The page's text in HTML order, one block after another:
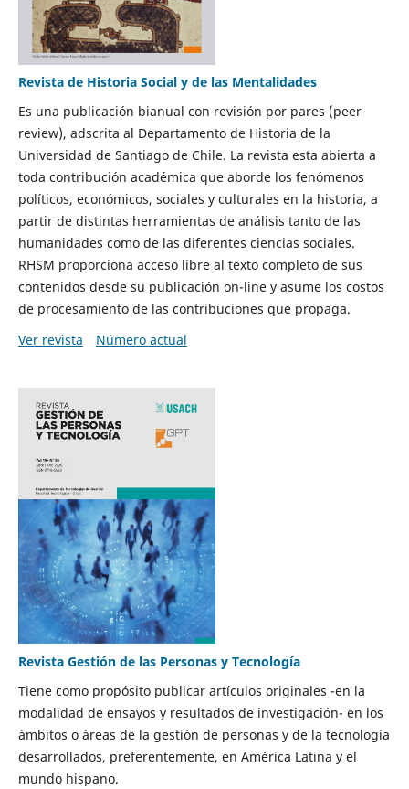
Revista de Historia Social y de las Mentalidades
Es una publicación bianual con revisión por pares (peer
review), adscrita al Departamento de Historia de la
Universidad de Santiago de Chile. La revista esta abierta a
toda contribución académica que aborde los fenómenos
políticos, económicos, sociales y culturales en la historia, a
partir de distintas herramientas de análisis tanto de las
humanidades como de las diferentes ciencias sociales.
RHSM proporciona acceso libre al texto completo de sus
contenidos desde su publicación on-line y asume los costos
de procesamiento de las contribuciones que propaga.
Ver revista
Número actual
Revista Gestión de las Personas y Tecnología
Tiene como propósito publicar artículos originales -en la
modalidad de ensayos y resultados de investigación- en los
ámbitos o áreas de la gestión de personas y de la tecnología
desarrollados, preferentemente, en América Latina y el
mundo hispano.